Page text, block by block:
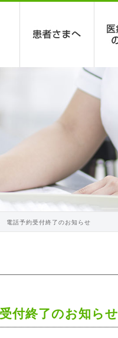
電話予約受付終了のお知らせ
付終了のお知らせ